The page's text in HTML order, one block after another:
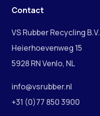
Contact
VS Rubber Recycling B.V.
Heierhoevenweg 15
5928 RN Venlo, NL
info@vsrubber.nl
+31 (0)77 850 3900